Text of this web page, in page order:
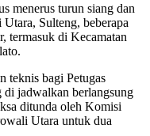
menerus turun siang dan
Sulteng, beberapa
termasuk di Kecamatan
teknis bagi Petugas
di jadwalkan berlangsung
ditunda oleh Komisi
Utara untuk dua